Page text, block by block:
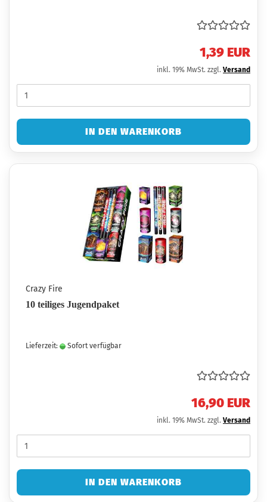
1,39 EUR
inkl. 19% MwSt. zzgl. Versand
IN DEN WARENKORB
Crazy Fire
10 teiliges Jugendpaket
Lieferzeit: Sofort verfügbar
16,90 EUR
inkl. 19% MwSt. zzgl. Versand
IN DEN WARENKORB